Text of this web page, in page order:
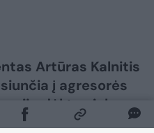
Artūras Kalnitis
į agresorės
dėl to nieko